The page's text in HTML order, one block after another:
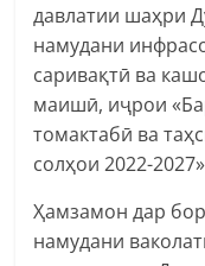
давлатии шаҳри
намудани
саривақтӣ ва
маишӣ, иҷрои
томактабӣ ва
солҳои 2022-
Ҳамзамон дар
намудани